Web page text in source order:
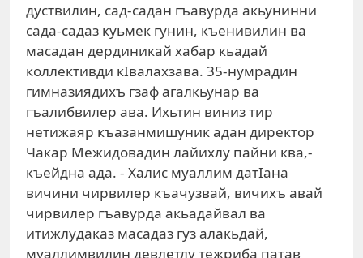
дуствилин, сад-садан гъавурда акьунинни
сада-садаз куьмек гунин, къенивилин ва
масадан дердиникай хабар кьадай
коллективди кIвалахзава. 35-нумрадин
гимназиядихъ гзаф агалкьунар ва
гъалибвилер ава. Ихьтин виниз тир
нетижаяр къазанмишуник адан директор
Чакар Межидовадин лайихлу пайни ква,-
къейдна ада. - Халис муаллим датIана
вичини чирвилер къачузвай, вичихъ авай
чирвилер гъавурда акьадайвал ва
итижлудаказ масадаз гуз алакьдай,
муаллимвилин девлетлу тежриба патав